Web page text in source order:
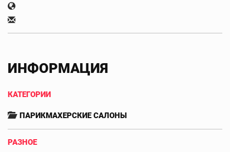
ИНФОРМАЦИЯ
КАТЕГОРИИ
ПАРИКМАХЕРСКИЕ САЛОНЫ
РАЗНОЕ